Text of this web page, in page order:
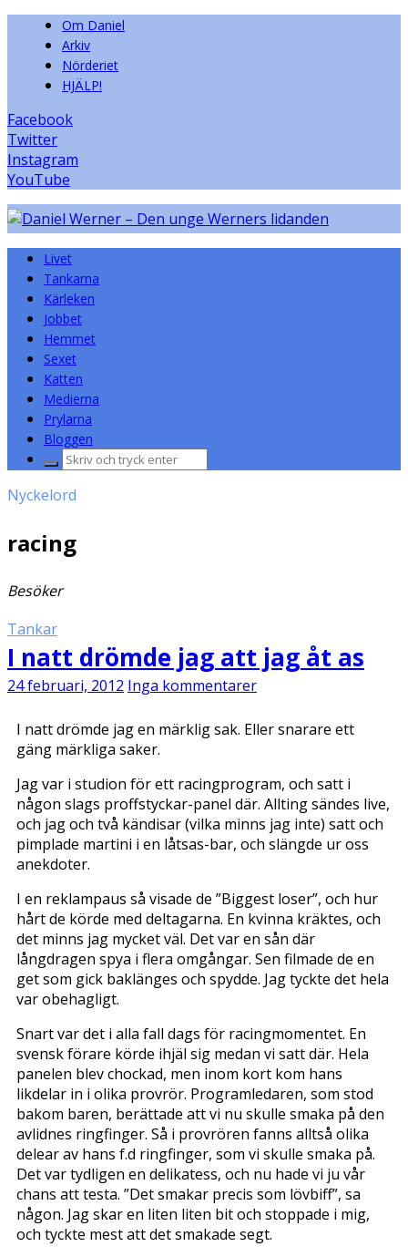
Om Daniel
Arkiv
Nörderiet
HJÄLP!
Facebook
Twitter
Instagram
YouTube
Livet
Tankarna
Kärleken
Jobbet
Hemmet
Sexet
Katten
Medierna
Prylarna
Bloggen
Sök
Nyckelord
racing
Besöker
Tankar
I natt drömde jag att jag åt as
24 februari, 2012 Inga kommentarer
I natt drömde jag en märklig sak. Eller snarare ett
gäng märkliga saker.
Jag var i studion för ett racingprogram, och satt i
någon slags proffstyckar-panel där. Allting sändes live,
och jag och två kändisar (vilka minns jag inte) satt och
pimplade martini i en låtsas-bar, och slängde ur oss
anekdoter.
I en reklampaus så visade de ”Biggest loser”, och hur
hårt de körde med deltagarna. En kvinna kräktes, och
det minns jag mycket väl. Det var en sån där
långdragen spya i flera omgångar. Sen filmade de en
get som gick baklänges och spydde. Jag tyckte det hela
var obehagligt.
Snart var det i alla fall dags för racingmomentet. En
svensk förare körde ihjäl sig medan vi satt där. Hela
panelen blev chockad, men inom kort kom hans
likdelar in i olika provrör. Programledaren, som stod
bakom baren, berättade att vi nu skulle smaka på den
avlidnes ringfinger. Så i provrören fanns alltså olika
delear av hans f.d ringfinger, som vi skulle smaka på.
Det var tydligen en delikatess, och nu hade vi ju vår
chans att testa. ”Det smakar precis som lövbiff”, sa
någon. Jag skar en liten liten bit och stoppade i mig,
och tyckte mest att det smakade segt.